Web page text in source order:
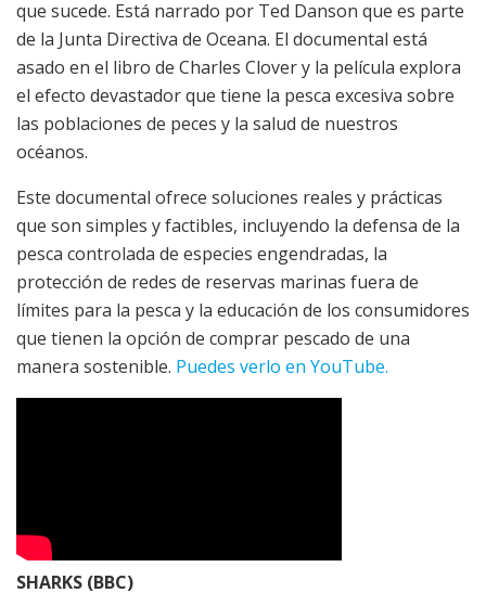
que sucede. Está narrado por Ted Danson que es parte
de la Junta Directiva de Oceana. El documental está
asado en el libro de Charles Clover y la película explora
el efecto devastador que tiene la pesca excesiva sobre
las poblaciones de peces y la salud de nuestros
océanos.
Este documental ofrece soluciones reales y prácticas
que son simples y factibles, incluyendo la defensa de la
pesca controlada de especies engendradas, la
protección de redes de reservas marinas fuera de
límites para la pesca y la educación de los consumidores
que tienen la opción de comprar pescado de una
manera sostenible. Puedes verlo en YouTube.
SHARKS (BBC)